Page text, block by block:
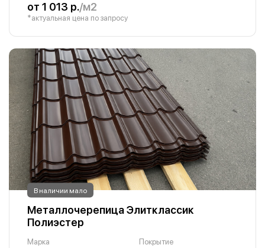
от 1 013 р./м2
*актуальная цена по запросу
В наличии мало
Металлочерепица Элитклассик
Полиэстер
Марка
Покрытие